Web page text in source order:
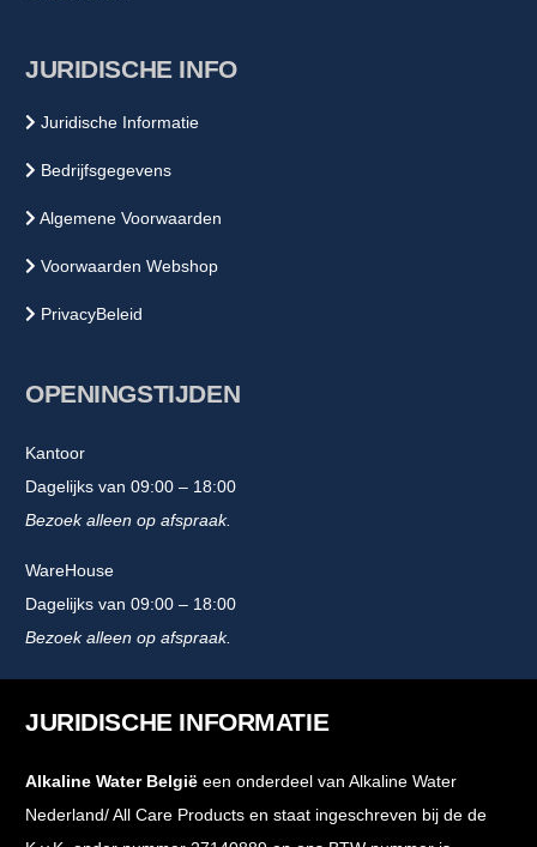
JURIDISCHE INFO
Juridische Informatie
Bedrijfsgegevens
Algemene Voorwaarden
Voorwaarden Webshop
PrivacyBeleid
OPENINGSTIJDEN
Kantoor
Dagelijks van 09:00 – 18:00
Bezoek alleen op afspraak.
WareHouse
Dagelijks van 09:00 – 18:00
Bezoek alleen op afspraak.
JURIDISCHE INFORMATIE
Alkaline Water België een onderdeel van Alkaline Water
Nederland/ All Care Products en staat ingeschreven bij de de